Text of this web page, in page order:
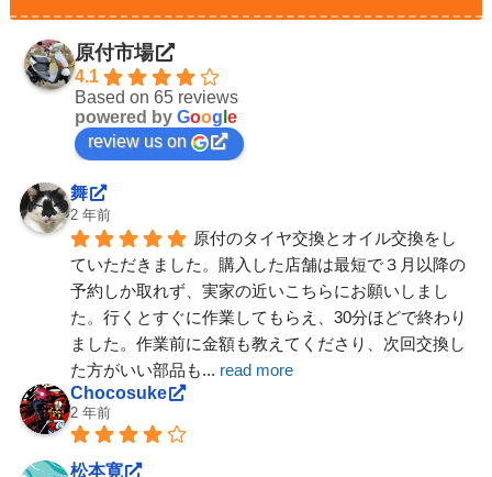
原付市場
4.1
Based on 65 reviews
powered by Goog e
review us on
舞
2 年前
原付のタイヤ交換とオイル交換をし
ていただきました。購入した店舗は最短で３月以降の
予約しか取れず、実家の近いこちらにお願いしまし
た。行くとすぐに作業してもらえ、30分ほどで終わり
ました。作業前に金額も教えてくださり、次回交換し
た方がいい部品も... read more
Chocosuke
2 年前
松本寛